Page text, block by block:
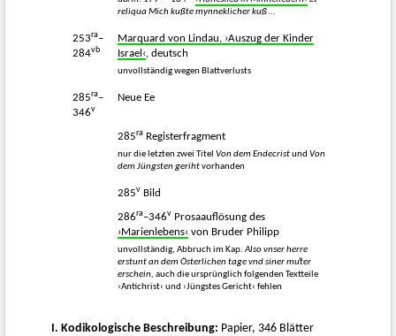
reliqua Mich kußte mynneklicher kuß …
253ra–
284vb
Marquard von Lindau, ›Auszug der Kinder
Israel‹, deutsch
unvollständig wegen Blattverlusts
285ra–
346v
Neue Ee
285ra Registerfragment
nur die letzten zwei Titel Von dem Endecristund Von
dem Jüngsten gerihtvorhanden
285v Bild
286ra–346v Prosaauflösung des
›Marienlebens‹ von Bruder Philipp
unvollständig, Abbruch im Kap.Also vnser herre
erstunt an dem Österlichen tage vnd siner muͦter
erschein, auch die ursprünglich folgenden Textteile
›Antichrist‹ und ›Jüngstes Gericht‹ fehlen
I. Kodikologische Beschreibung: Papier, 346 Blätter